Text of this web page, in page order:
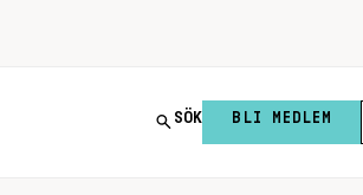
SÖK BLI MEDLEM